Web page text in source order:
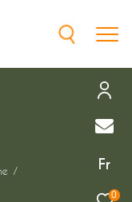
Fr
0
à vos